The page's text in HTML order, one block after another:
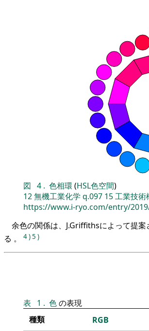
図 4 . 色相環 (HSL色空間)
12無機工業化学 q.097 15工業技術
https://www.i-ryo.com/entry/
余色の関係は、J.Griffithsによって提
る 。
4)5 )
表
1 . 色の表現
種類
RGB